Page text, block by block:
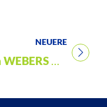
NEUERE
eingeweiht!